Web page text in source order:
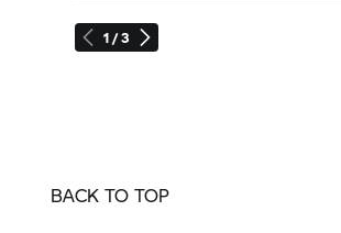
1 / 3
BACK TO TOP